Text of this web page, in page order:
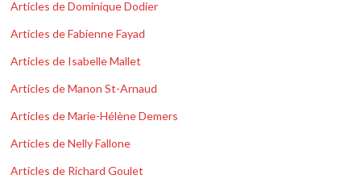
Articles de Dominique Dodier
Articles de Fabienne Fayad
Articles de Isabelle Mallet
Articles de Manon St-Arnaud
Articles de Marie-Hélène Demers
Articles de Nelly Fallone
Articles de Richard Goulet